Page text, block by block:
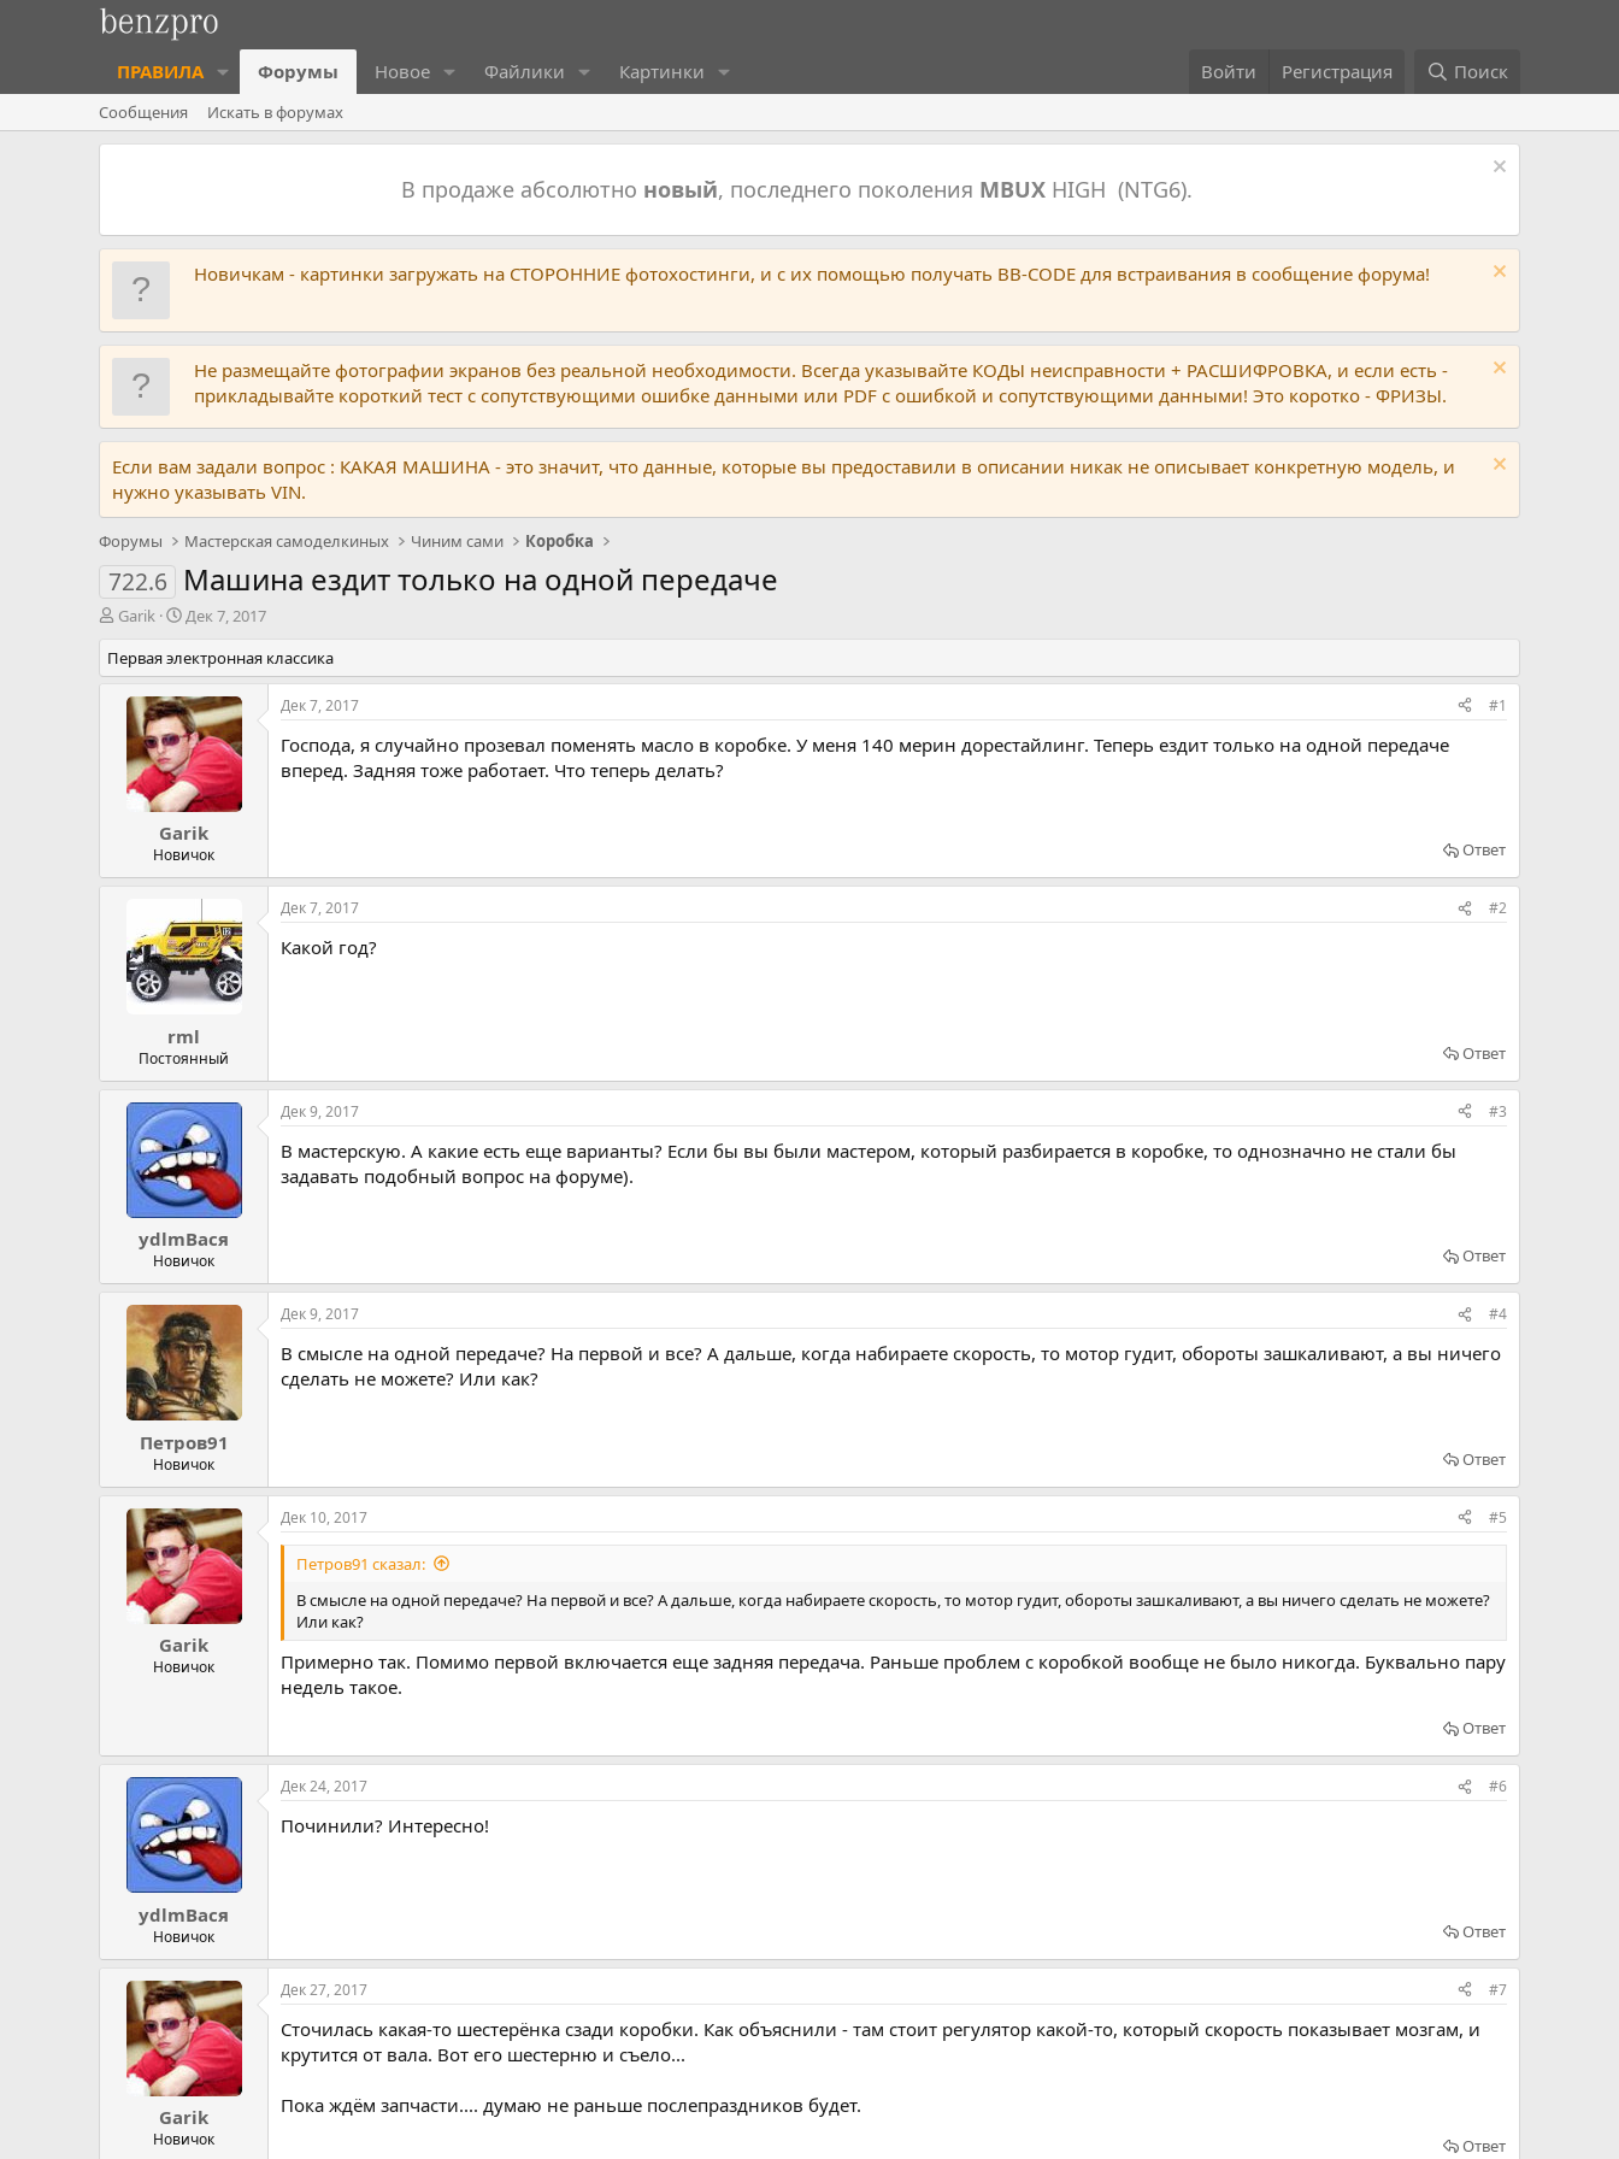
ПРАВИЛА Форумы Новое Файлики Картинки Войти Регистрация Поиск
Сообщения Искать в форумах
В продаже абсолютно новый, последнего поколения MBUXHIGH (NTG6).
Новичкам - картинки загружать на СТОРОННИЕ фотохостинги, и с их помощью получать BB-CODE для встраивания в сообщение форума!
Не размещайте фотографии экранов без реальной необходимости. Всегда указывайте КОДЫ неисправности + РАСШИФРОВКА, и если есть -
прикладывайте короткий тест с сопутствующими ошибке данными или PDF с ошибкой и сопутствующими данными! Это коротко - ФРИЗЫ.
Если вам задали вопрос : КАКАЯ МАШИНА - это значит, что данные, которые вы предоставили в описании никак не описывает конкретную модель, и
нужно указывать VIN.
Форумы Мастерская самоделкиных Чиним сами Коробка
722.6 Машина ездит только на одной передаче
А
т
о
м
ы
Garik
Д
т
а
н
а
ч
а
л
а
Дек 7, 2017
Первая электронная классика
Garik
Новичок
Дек 7, 2017 #1
Господа, я случайно прозевал поменять масло в коробке. У меня 140 мерин дорестайлинг. Теперь ездит только на одной передаче
вперед. Задняя тоже работает. Что теперь делать?
Ответ
rml
Постоянный
Дек 7, 2017 #2
Какой год?
Ответ
ydlmВася
Новичок
Дек 9, 2017 #3
В мастерскую. А какие есть еще варианты? Если бы вы были мастером, который разбирается в коробке, то однозначно не стали бы
задавать подобный вопрос на форуме).
Ответ
Петров91
Новичок
Дек 9, 2017 #4
В смысле на одной передаче? На первой и все? А дальше, когда набираете скорость, то мотор гудит, обороты зашкаливают, а вы ничего
сделать не можете? Или как?
Ответ
Garik
Новичок
Дек 10, 2017 #5
Петров91 сказал:
В смысле на одной передаче? На первой и все? А дальше, когда набираете скорость, то мотор гудит, обороты зашкаливают, а вы ничего сделать не можете?
Или как?
Примерно так. Помимо первой включается еще задняя передача. Раньше проблем с коробкой вообще не было никогда. Буквально пару
недель такое.
Ответ
ydlmВася
Новичок
Дек 24, 2017 #6
Починили? Интересно!
Ответ
Garik
Новичок
Дек 27, 2017 #7
Сточилась какая-то шестерёнка сзади коробки. Как объяснили - там стоит регулятор какой-то, который скорость показывает мозгам, и
крутится от вала. Вот его шестерню и съело...
Пока ждём запчасти.... думаю не раньше послепраздников будет.
Ответ